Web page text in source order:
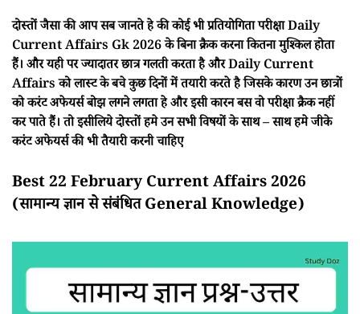
दोस्तों जैसा की आप सब जानते हे की कोई भी प्रतियोगिता परीक्षा Daily
Current Affairs Gk 2026 के बिना क्रैक करना कितना मुश्किल होता
हैं। और यही पर ज्यादातर छात्र गलती करता है और Daily Current
Affairs को लास्ट के बचे कुछ दिनों में तयारी करते है जिसके कारण उन छात्रों
को करंट अफेयर्स बोझ लगने लगता हे और इसी कारन बस वो परीक्षा क्रैक नहीं
कर पाते हैं। तो इसीलिये दोस्तों हमे उन सभी विषयों के साथ – साथ हमे जीके
करंट अफेयर्स की भी तैयारी करनी चाहिए
Best 22 February Current Affairs 2026
(सामान्य ज्ञान से संबंधित General Knowledge)